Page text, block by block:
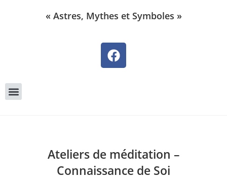
« Astres, Mythes et Symboles »
Ateliers de méditation –
Connaissance de Soi